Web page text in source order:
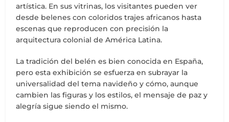
artística. En sus vitrinas, los visitantes pueden ver
desde belenes con coloridos trajes africanos hasta
escenas que reproducen con precisión la
arquitectura colonial de América Latina.
La tradición del belén es bien conocida en España,
pero esta exhibición se esfuerza en subrayar la
universalidad del tema navideño y cómo, aunque
cambien las figuras y los estilos, el mensaje de paz y
alegría sigue siendo el mismo.